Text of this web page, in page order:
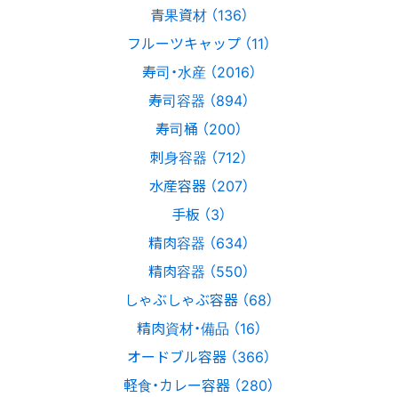
青果資材 （136）
フルーツキャップ （11）
寿司・水産 （2016）
寿司容器 （894）
寿司桶 （200）
刺身容器 （712）
水産容器 （207）
手板 （3）
精肉容器 （634）
精肉容器 （550）
しゃぶしゃぶ容器 （68）
精肉資材・備品 （16）
オードブル容器 （366）
軽食・カレー容器 （280）